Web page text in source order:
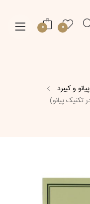
0
0
پیانو و کیبرد